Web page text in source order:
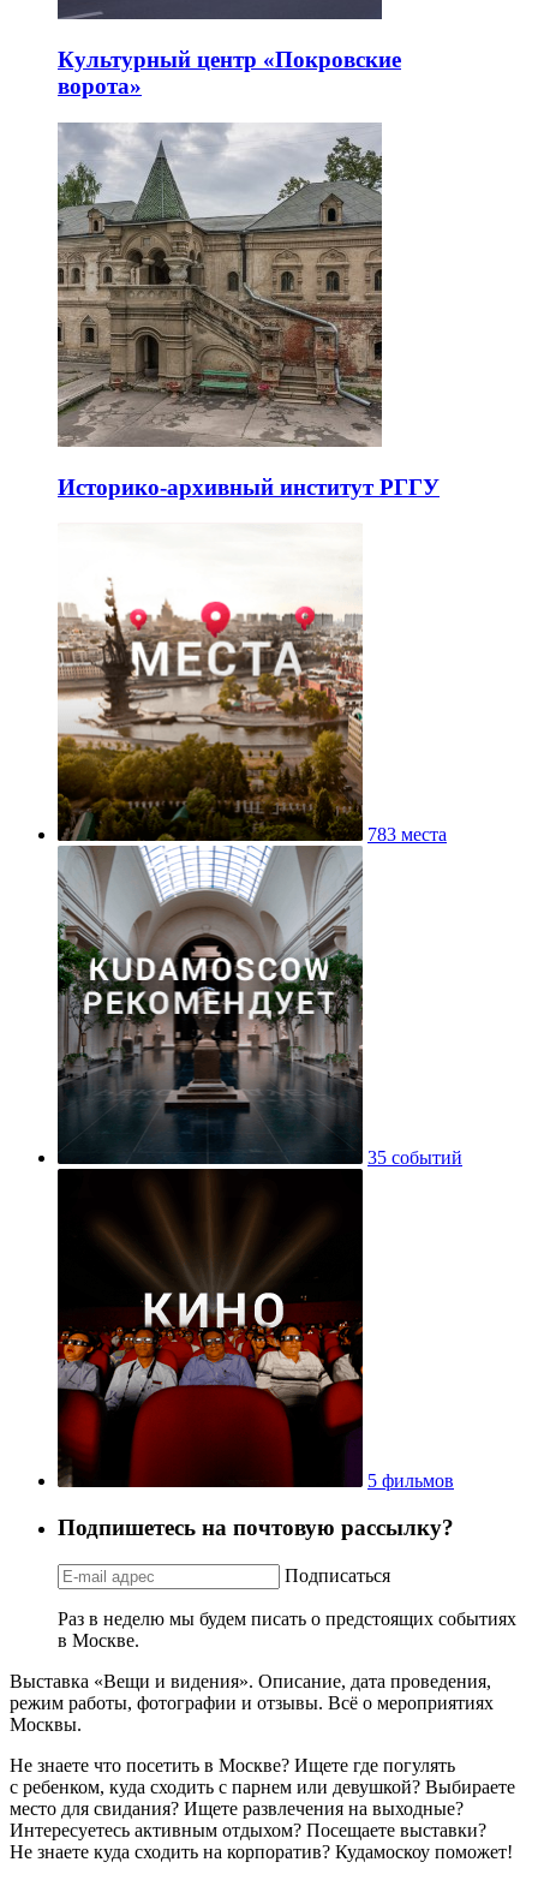
Культурный центр «Покровские
ворота»
Историко-архивный институт РГГУ
783 места
35 событий
5 фильмов
Подпишетесь на почтовую рассылку?
Подписаться
Раз в неделю мы будем писать о предстоящих событиях
в Москве.
Выставка «Вещи и видения». Описание, дата проведения,
режим работы, фотографии и отзывы. Всё о мероприятиях
Москвы.
Не знаете что посетить в Москве? Ищете где погулять
с ребенком, куда сходить с парнем или девушкой? Выбираете
место для свидания? Ищете развлечения на выходные?
Интересуетесь активным отдыхом? Посещаете выставки?
Не знаете куда сходить на корпоратив? Кудамоскоу поможет!